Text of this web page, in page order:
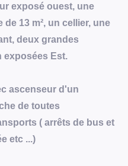
exposé ouest, une
13 m², un cellier, une
deux grandes
exposées Est.
ascenseur d'un
de toutes
( arrêts de bus et
etc ...)